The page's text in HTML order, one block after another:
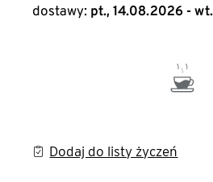
dostawy: pt., 14.08.2026 -
Dodaj do listy życzeń